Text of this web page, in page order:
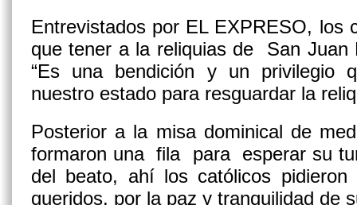
Entrevistados por EL EXPRESO,
que tener a la reliquias de San Juan
“Es una bendición y un privilegio
nuestro estado para resguardar la
Posterior a la misa dominical de
formaron una fila para esperar su
del beato, ahí los católicos
queridos, por la paz y tranquilidad de